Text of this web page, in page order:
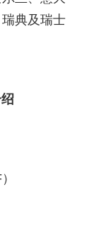
典及瑞士